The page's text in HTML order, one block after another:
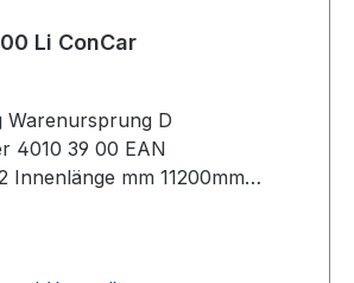
Li ConCar
Warenursprung D
4010 39 00 EAN
Innenlänge mm 11200mm
antistatisch ja Norm DIN